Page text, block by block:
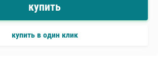
купить
купить в один клик